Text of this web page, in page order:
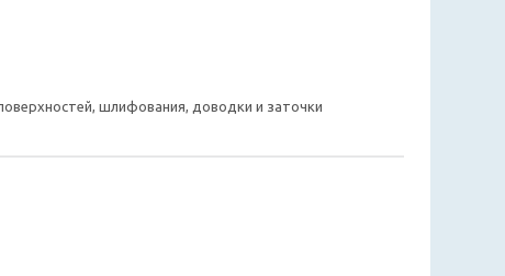
шлифования, доводки и заточки